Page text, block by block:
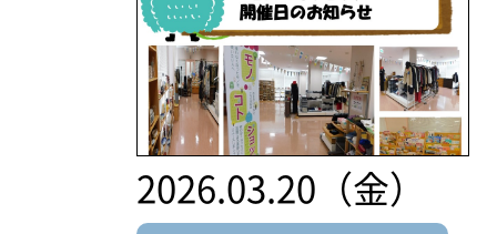
2026.03.20（金）